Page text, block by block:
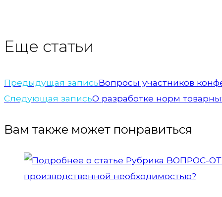
Еще статьи
Предыдущая записьВопросы участников
Следующая записьО разработке норм
Вам также может понравиться